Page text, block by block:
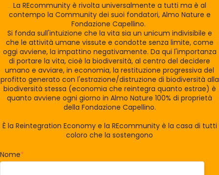
La REcommunity è rivolta universalmente a tutti ma è al
contempo la Community dei suoi fondatori, Almo Nature e
Fondazione Capellino.
Si fonda sull'intuizione che la vita sia un unicum indivisibile e
che le attività umane vissute e condotte senza limite, come
oggi avviene, la impattino negativamente. Da qui l'importanza
di portare la vita, cioè la biodiversità, al centro del decidere
umano e avviare, in economia, la restituzione progressiva del
profitto generato con l'estrazione/distruzione di biodiversità alla
biodiversità stessa (economia che reintegra quanto estrae) è
quanto avviene ogni giorno in Almo Nature 100% di proprietà
della Fondazione Capellino.
È la Reintegration Economy e la REcommunity è la casa di tutti
coloro che la sostengono
Nome*